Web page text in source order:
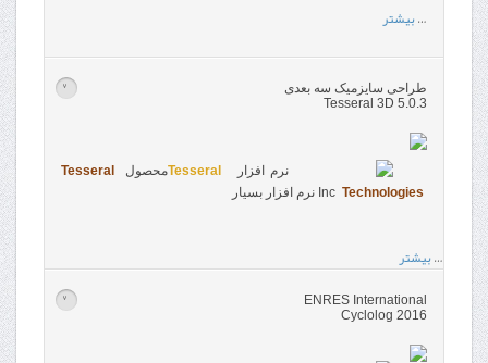
…بیشتر
طراحی سایزمیک سه بعدی
Tesseral 3D 5.0.3
نرم افزار Tesseralمحصول
Tesseral
Technologies
Inc نرم افزار بسیار
…بیشتر
ENRES International
Cyclolog 2016